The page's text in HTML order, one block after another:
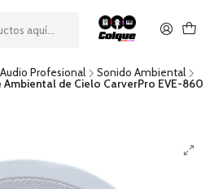
por pago con transferencia bancaria
Este descuento no es
ni aplicable a gastos de envío.
Audio Profesional
Sonido Ambiental
Ambiental de Cielo CarverPro EVE-860